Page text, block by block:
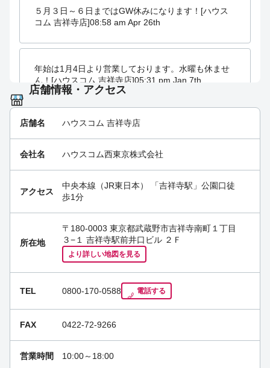
５月３日～６日まではGW休みになります！[ハウス
コム 吉祥寺店]08:58 am Apr 26th
年始は1月4日より営業しております。水曜も休ませ
ん！[ハウスコム 吉祥寺店]05:31 pm Jan 7th
11月4日は社内行事のため定休日になります・・・・
[吉祥寺店]01:44 pm Nov 2nd
お盆も休まず営業中！ [吉祥寺店]11:19 am Aug 11th
店舗情報・アクセス
店舗名 ハウスコム 吉祥寺店
会社名 ハウスコム西東京株式会社
アクセス
中央本線（JR東日本） 「吉祥寺駅 」公園口徒
歩1分
所在地
〒180-0003 東京都武蔵野市吉祥寺南町１丁目
３−１ 吉祥寺駅前井口ビル ２Ｆ
より詳しい地図を見る
TEL 0800-170-0588 電話する
FAX 0422-72-9266
営業時間 10:00～18:00